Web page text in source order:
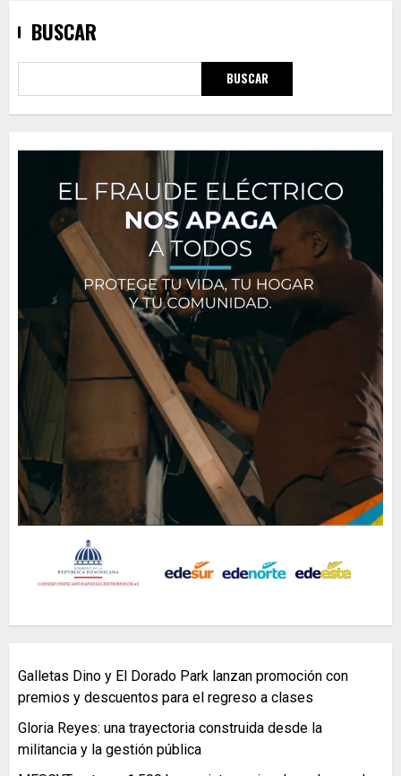
BUSCAR
BUSCAR
Galletas Dino y El Dorado Park lanzan promoción con
premios y descuentos para el regreso a clases
Gloria Reyes: una trayectoria construida desde la
militancia y la gestión pública